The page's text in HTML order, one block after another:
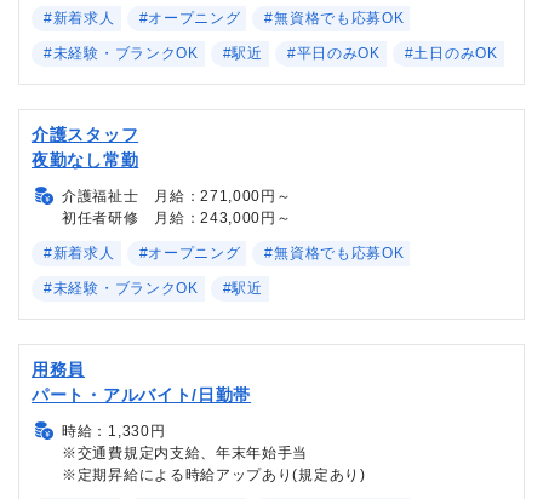
#新着求人 #オープニング #無資格でも応募OK
#未経験・ブランクOK #駅近 #平日のみOK #土日のみOK
介護スタッフ
夜勤なし常勤
介護福祉士 月給：271,000円～
初任者研修 月給：243,000円～
#新着求人 #オープニング #無資格でも応募OK
#未経験・ブランクOK #駅近
用務員
パート・アルバイト/日勤帯
時給：1,330円
※交通費規定内支給、年末年始手当
※定期昇給による時給アップあり(規定あり)